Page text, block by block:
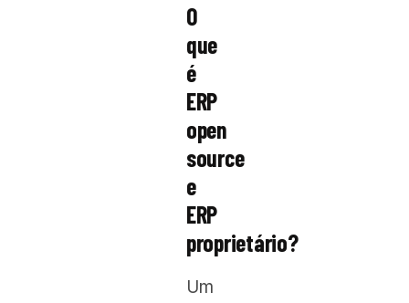
O
que
é
ERP
open
source
e
ERP
proprietário?
Um